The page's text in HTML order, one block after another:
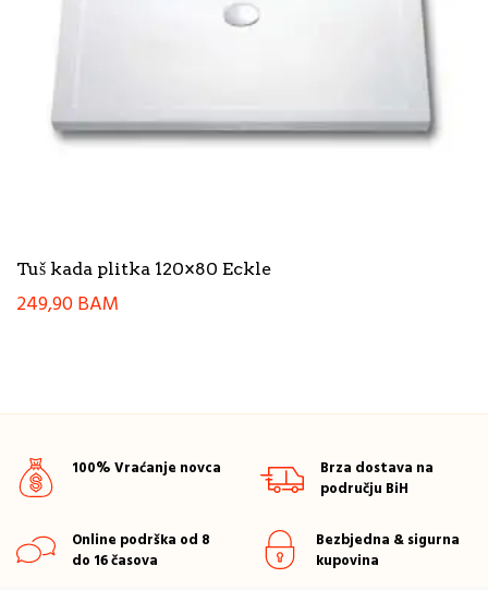
Tuš kada plitka 120×80 Eckle
249,90BAM
100% Vraćanje novca
Brza dostava na
području BiH
Online podrška od 8
do 16 časova
Bezbjedna & sigurna
kupovina